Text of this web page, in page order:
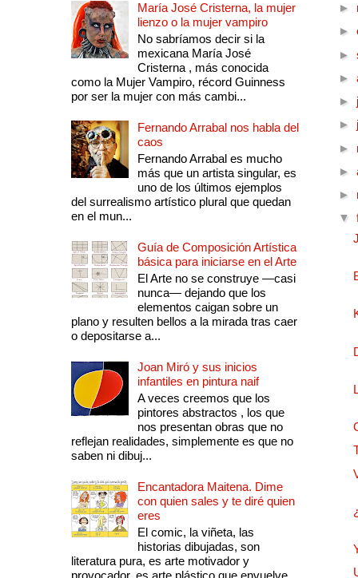
María José Cristerna, la mujer
lienzo o la mujer vampiro
No sabríamos decir si la
mexicana María José
Cristerna , más conocida
como la Mujer Vampiro, récord Guinness
por ser la mujer con más cambi...
Fernando Arrabal nos habla del
caos
Fernando Arrabal es mucho
más que un artista singular, es
uno de los últimos ejemplos
del surrealismo artístico plural que quedan
en el mun...
Guía de Composición Artística
básica para iniciarse en el Arte
El Arte no se construye —casi
nunca— dejando que los
elementos caigan sobre un
plano y resulten bellos a la mirada tras caer
o depositarse a...
Joan Miró y sus inicios
infantiles en pintura naif
A veces creemos que los
pintores abstractos , los que
nos presentan obras que no
reflejan realidades, simplemente es que no
saben ni dibuj...
Encantadora Maitena. Dime
con quien sales y te diré quien
eres
El comic, la viñeta, las
historias dibujadas, son
literatura pura, es arte motivador y
►
►
►
►
►
►
►
►
►
▼